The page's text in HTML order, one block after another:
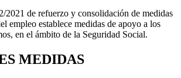
2021 de refuerzo y consolidación de medidas
empleo establece medidas de apoyo a los
en el ámbito de la Seguridad Social.
MEDIDAS